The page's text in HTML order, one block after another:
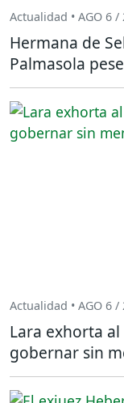
Actualidad • AGO 6 /
Hermana de
Palmasola
Actualidad • AGO 6 /
Lara exhorta
gobernar sin